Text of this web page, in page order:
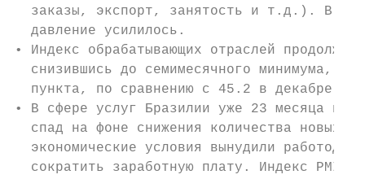
заказы, экспорт, занятость и т.д.). В то
  давление усилилось.
• Индекс обрабатывающих отраслей продолжил
снизившись до семимесячного минимума,
  пункта, по сравнению с 45.2 в декабре.
• В сфере услуг Бразилии уже 23 месяца
спад на фоне снижения количества новых
экономические условия вынудили
сократить заработную плату. Индекс PMI